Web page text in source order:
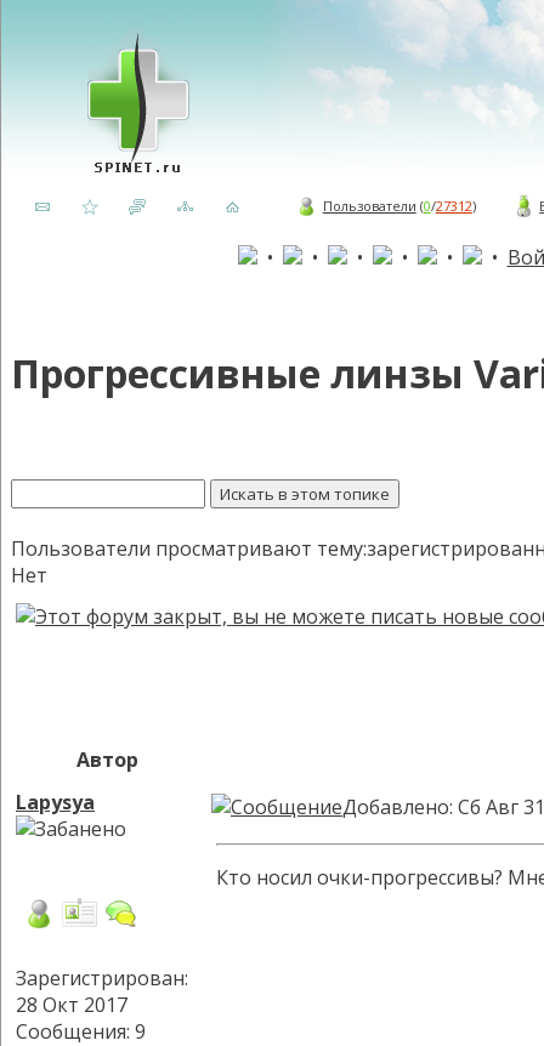
Пользователи (0/27312)
• • • • • •
Прогрессивные линзы
Пользователи просматривают
Нет
Автор
Lapysya
Зарегистрирован:
28 Окт 2017
Сообщения: 9
Добавлено: Сб Авг
Кто носил очки-прогрессивы?